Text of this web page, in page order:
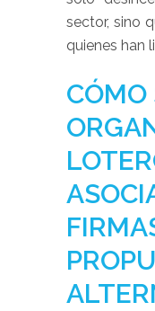
sector, sino
quienes han
CÓMO